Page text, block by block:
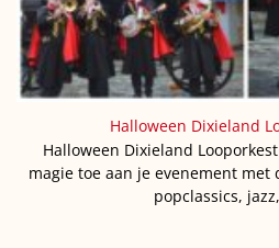
Halloween Dixieland
Halloween Dixieland Looporkest
magie toe aan je evenement
popclassics,